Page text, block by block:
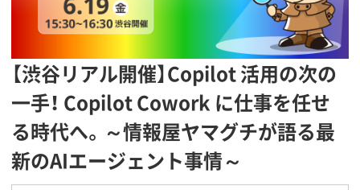
【渋谷リアル開催】Copilot 活用の次の
一手！ Copilot Cowork に仕事を任せ
る時代へ。～情報屋ヤマグチが語る最
新のAIエージェント事情～